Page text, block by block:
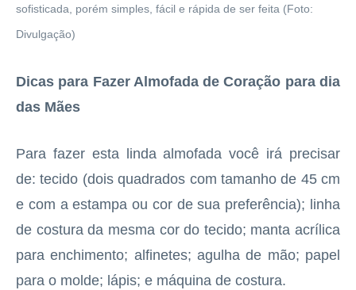
sofisticada, porém simples, fácil e rápida de ser feita (Foto:
Divulgação)
Dicas para Fazer Almofada de Coração para dia
das Mães
Para fazer esta linda almofada você irá precisar
de: tecido (dois quadrados com tamanho de 45 cm
e com a estampa ou cor de sua preferência); linha
de costura da mesma cor do tecido; manta acrílica
para enchimento; alfinetes; agulha de mão; papel
para o molde; lápis; e máquina de costura.